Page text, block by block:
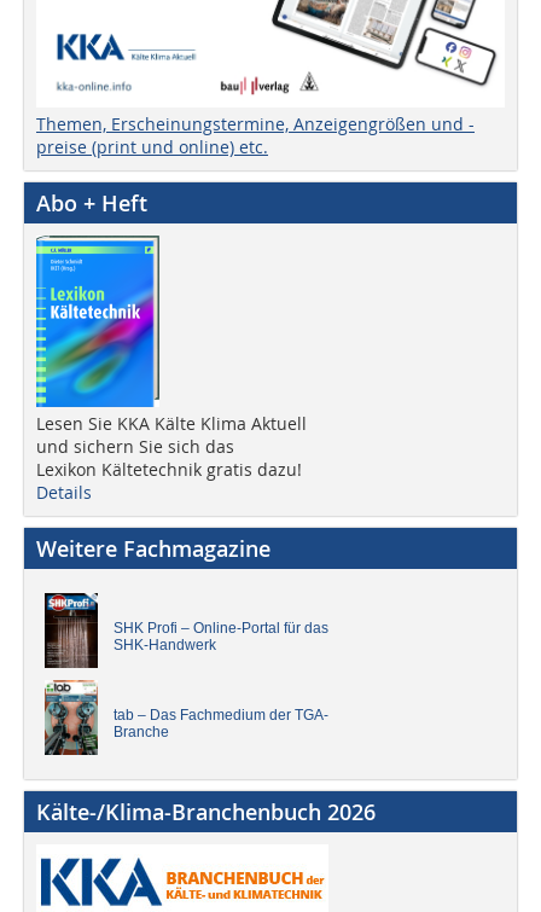
Themen, Erscheinungstermine, Anzeigengrößen und -
preise (print und online) etc.
Abo + Heft
Lesen Sie KKA Kälte Klima Aktuell
und sichern Sie sich das
Lexikon Kältetechnik gratis dazu!
Details
Weitere Fachmagazine
SHK Profi – Online-Portal für das
SHK-Handwerk
tab – Das Fachmedium der TGA-
Branche
Kälte-/Klima-Branchenbuch 2026